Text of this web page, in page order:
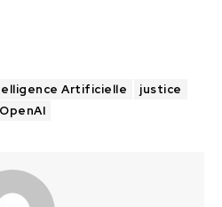
Artificielle
justice
OpenAI